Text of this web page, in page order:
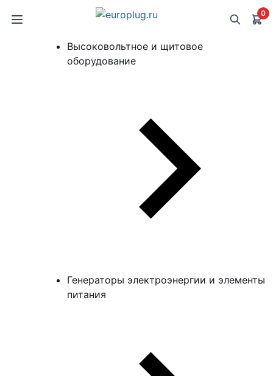
0
Высоковольтное и щитовое
оборудование
Генераторы электроэнергии и элементы
питания